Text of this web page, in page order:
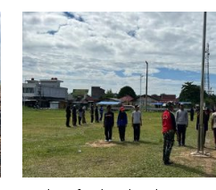
e
b
o
o
k
itt
er
e ar
e